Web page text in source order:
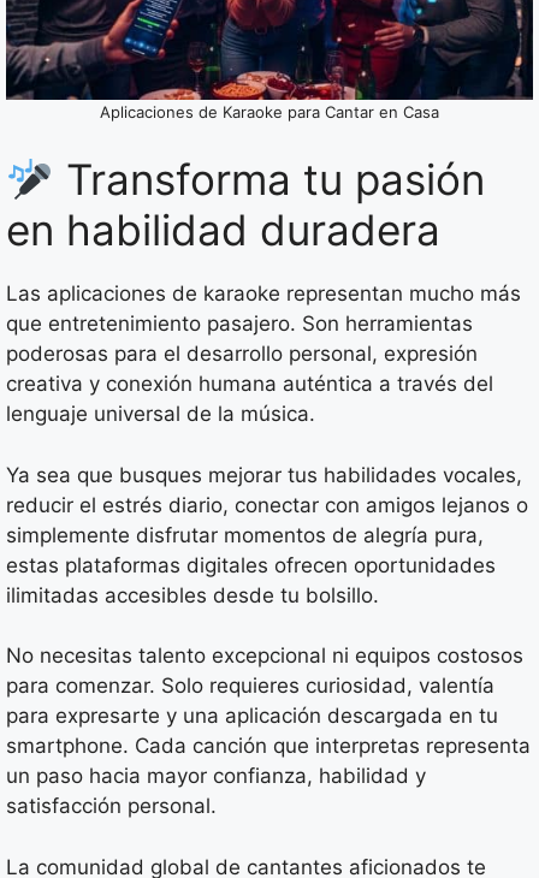
Aplicaciones de Karaoke para Cantar en Casa
Transforma tu pasión
en habilidad duradera
Las aplicaciones de karaoke representan mucho más
que entretenimiento pasajero. Son herramientas
poderosas para el desarrollo personal, expresión
creativa y conexión humana auténtica a través del
lenguaje universal de la música.
Ya sea que busques mejorar tus habilidades vocales,
reducir el estrés diario, conectar con amigos lejanos o
simplemente disfrutar momentos de alegría pura,
estas plataformas digitales ofrecen oportunidades
ilimitadas accesibles desde tu bolsillo.
No necesitas talento excepcional ni equipos costosos
para comenzar. Solo requieres curiosidad, valentía
para expresarte y una aplicación descargada en tu
smartphone. Cada canción que interpretas representa
un paso hacia mayor confianza, habilidad y
satisfacción personal.
La comunidad global de cantantes aficionados te